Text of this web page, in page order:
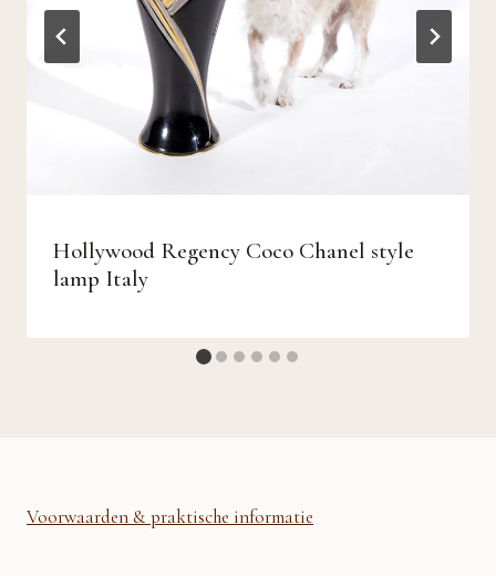
Hollywood Regency Coco Chanel style
lamp Italy
Voorwaarden & praktische informatie